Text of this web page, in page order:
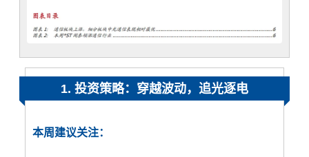
1. 投资策略：穿越波动，追光逐电
本周建议关注：